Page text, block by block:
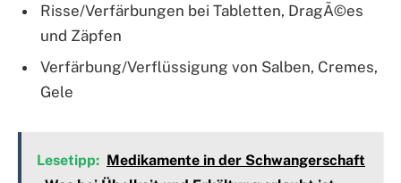
Risse/Verfärbungen bei Tabletten, DragÃ©es
und Zäpfen
Verfärbung/Verflüssigung von Salben, Cremes,
Gele
Lesetipp: Medikamente in der Schwangerschaft